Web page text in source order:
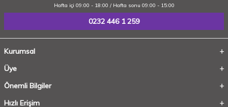
Hafta içi 09:00 - 18:00 / Hafta sonu 09:00 - 15:00
0232 446 1 259
Kurumsal
Üye
Önemli Bilgiler
Hızlı Erişim